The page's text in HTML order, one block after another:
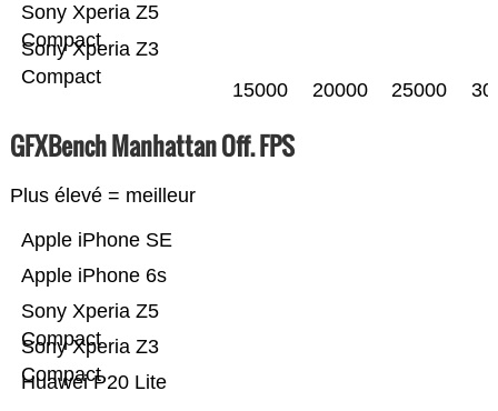
Sony Xperia Z3
Compact
Sony Xperia Z5
Compact
15000 20000 25000
GFXBench Manhattan Off. FPS
Plus élevé = meilleur
Huawei P20 Lite
Sony Xperia Z3
Compact
Sony Xperia Z5
Compact
Apple iPhone 6s
Apple iPhone SE